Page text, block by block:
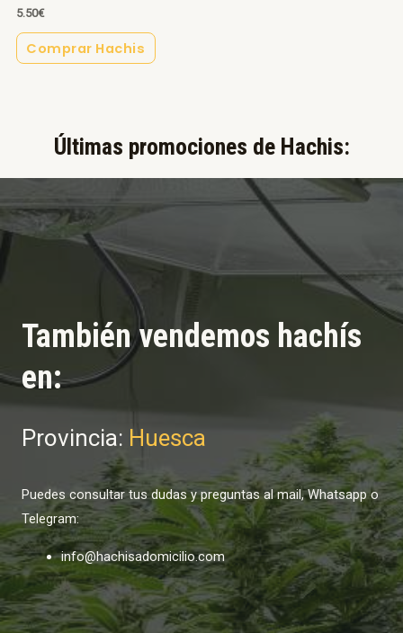
5.50€
Comprar Hachis
Últimas promociones de Hachis:​
También vendemos hachís
en:
Provincia: Huesca
Puedes consultar tus dudas y preguntas al mail, Whatsapp o
Telegram:
info@hachisadomicilio.com